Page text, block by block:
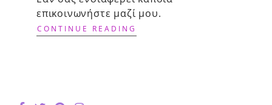
επικοινωνήστε μαζί μου.
CONTINUE READING